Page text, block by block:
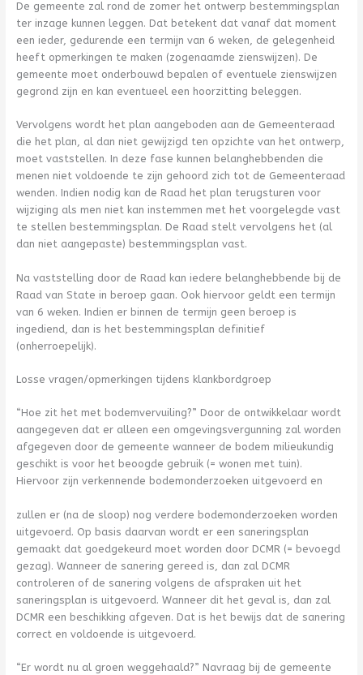
De gemeente zal rond de zomer het ontwerp bestemmingsplan
ter inzage kunnen leggen. Dat betekent dat vanaf dat moment
een ieder, gedurende een termijn van 6 weken, de gelegenheid
heeft opmerkingen te maken (zogenaamde zienswijzen). De
gemeente moet onderbouwd bepalen of eventuele zienswijzen
gegrond zijn en kan eventueel een hoorzitting beleggen.
Vervolgens wordt het plan aangeboden aan de Gemeenteraad
die het plan, al dan niet gewijzigd ten opzichte van het ontwerp,
moet vaststellen. In deze fase kunnen belanghebbenden die
menen niet voldoende te zijn gehoord zich tot de Gemeenteraad
wenden. Indien nodig kan de Raad het plan terugsturen voor
wijziging als men niet kan instemmen met het voorgelegde vast
te stellen bestemmingsplan. De Raad stelt vervolgens het (al
dan niet aangepaste) bestemmingsplan vast.
Na vaststelling door de Raad kan iedere belanghebbende bij de
Raad van State in beroep gaan. Ook hiervoor geldt een termijn
van 6 weken. Indien er binnen de termijn geen beroep is
ingediend, dan is het bestemmingsplan definitief
(onherroepelijk).
Losse vragen/opmerkingen tijdens klankbordgroep
“Hoe zit het met bodemvervuiling?” Door de ontwikkelaar wordt
aangegeven dat er alleen een omgevingsvergunning zal worden
afgegeven door de gemeente wanneer de bodem milieukundig
geschikt is voor het beoogde gebruik (= wonen met tuin).
Hiervoor zijn verkennende bodemonderzoeken uitgevoerd en
zullen er (na de sloop) nog verdere bodemonderzoeken worden
uitgevoerd. Op basis daarvan wordt er een saneringsplan
gemaakt dat goedgekeurd moet worden door DCMR (= bevoegd
gezag). Wanneer de sanering gereed is, dan zal DCMR
controleren of de sanering volgens de afspraken uit het
saneringsplan is uitgevoerd. Wanneer dit het geval is, dan zal
DCMR een beschikking afgeven. Dat is het bewijs dat de sanering
correct en voldoende is uitgevoerd.
“Er wordt nu al groen weggehaald?” Navraag bij de gemeente